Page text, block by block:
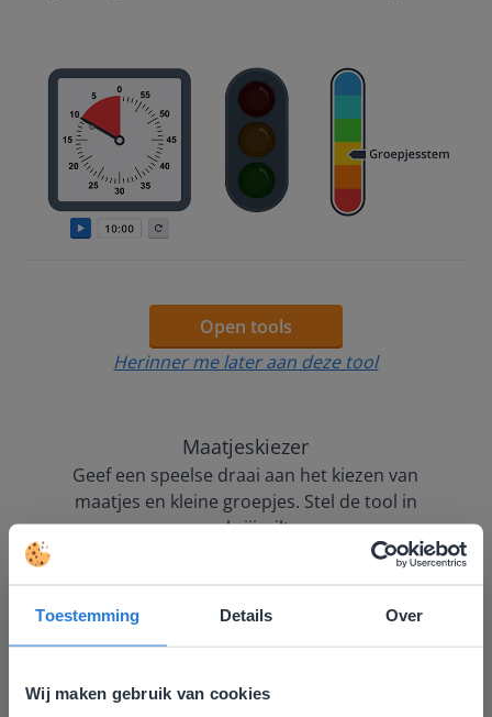
Toestemming Details Over
Wij maken gebruik van cookies
Open tools
Herinner me later aan deze tool
Maatjeskiezer
Geef een speelse draai aan het kiezen van
maatjes en kleine groepjes. Stel de tool in
zoals jij wilt.